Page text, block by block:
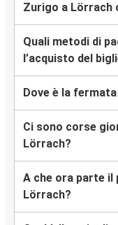
Zurigo a Lörrach
Quali metodi di
l’acquisto del
Dove è la
Ci sono corse
Lörrach?
A che ora parte il
Lörrach?